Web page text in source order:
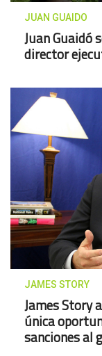
JUAN GUAIDO
Juan Guaidó
director
JAMES STORY
James Story
única
sanciones al